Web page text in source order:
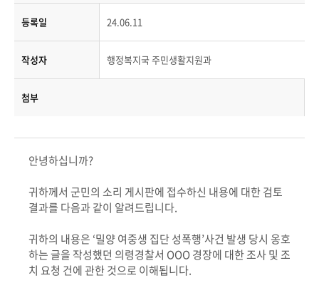
등록일 24.06.11
작성자 행정복지국 주민생활지원과
첨부
안녕하십니까?
귀하께서 군민의 소리 게시판에 접수하신 내용에 대한 검토
결과를 다음과 같이 알려드립니다.
귀하의 내용은 ‘밀양 여중생 집단 성폭행’사건 발생 당시 옹호
하는 글을 작성했던 의령경찰서 OOO 경장에 대한 조사 및 조
치 요청 건에 관한 것으로 이해됩니다.